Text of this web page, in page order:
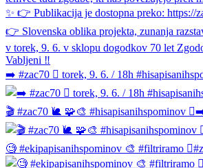
➡️ #zac70 🫆 torek, 9. 6. / 18h
🎬 #zac70 🐌 🧩🎨 #hisapisanihspominov
🧐 #ekipapisanihspominov 🎨 #filtriramo